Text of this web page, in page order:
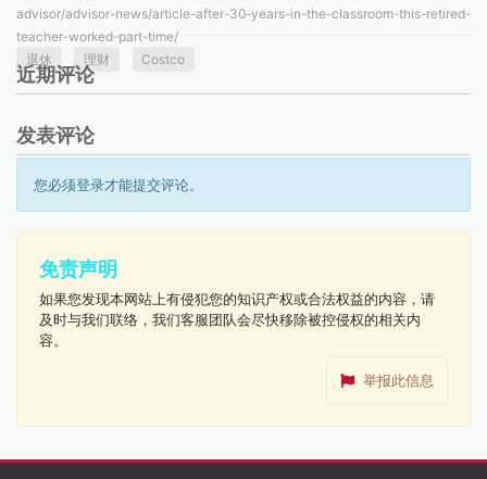
advisor/advisor-news/article-after-30-years-in-the-classroom-this-retired-
teacher-worked-part-time/
退休
理财 Costco
近期评论
发表评论
您必须登录才能提交评论。
免责声明
如果您发现本网站上有侵犯您的知识产权或合法权益的内容，请
及时与我们联络，我们客服团队会尽快移除被控侵权的相关内
容。
举报此信息